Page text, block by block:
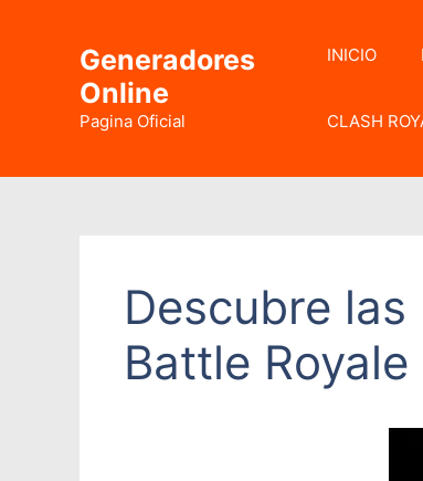
contenidoGeneradores
Online
Pagina Oficial
INICIO
CLASH
Descubre
Battle Royale